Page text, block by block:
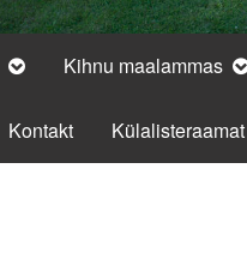
Kihnu maalammas
Kontakt Külalisteraamat